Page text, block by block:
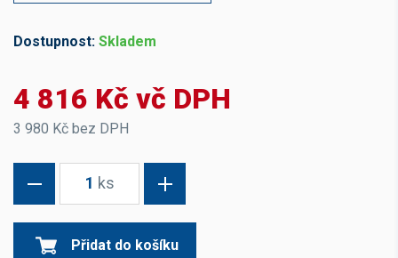
Dostupnost: Skladem
4 816 Kč vč DPH
3 980 Kč bez DPH
1 ks
Přidat do košíku